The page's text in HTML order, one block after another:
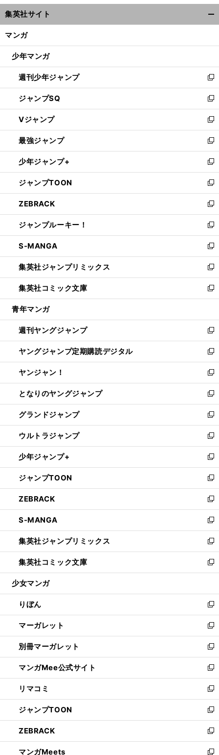
ウ
ィ
ン
ウ
開
く
集英社サイト
マンガ
少年マンガ
週刊少年ジャンプ
新
し
い
ウ
ィ
ン
ド
ウ
で
開
く
ジャンプSQ
新
し
い
ウ
ィ
ン
ド
ウ
で
開
く
Vジャンプ
新
し
い
ウ
ィ
ン
ド
ウ
で
開
く
最強ジャンプ
新
し
い
ウ
ィ
ン
ド
ウ
で
開
く
少年ジャンプ+
新
し
い
ウ
ィ
ン
ド
ウ
で
開
く
ジャンプTOON
新
し
い
ウ
ィ
ン
ド
ウ
で
開
く
ZEBRACK
新
し
い
ウ
ィ
ン
ド
ウ
で
開
ジャンプルーキー！
新
し
い
ウ
ィ
ン
ド
ウ
開
く
S-MANGA
新
し
い
ウ
ィ
ン
ウ
で
開
く
集英社ジャンプリミックス
新
し
い
ウ
ン
ド
ウ
で
開
く
集英社コミック文庫
新
し
ウ
ィ
ン
ド
ウ
で
開
く
青年マンガ
週刊ヤングジャンプ
新
し
い
ウ
ィ
ン
ド
ウ
で
開
く
ヤングジャンプ定期購読デジタル
新
し
い
ウ
ィ
ン
ド
ウ
で
開
く
ヤンジャン！
新
し
い
ウ
ィ
ン
ド
ウ
で
開
く
となりのヤングジャンプ
新
し
い
ウ
ィ
ン
ド
ウ
で
開
く
グランドジャンプ
新
し
い
ウ
ィ
ン
ド
ウ
で
開
く
ウルトラジャンプ
新
し
い
ウ
ィ
ン
ド
ウ
で
開
く
少年ジャンプ+
新
し
い
ウ
ィ
ン
ド
ウ
で
開
く
ジャンプTOON
新
し
い
ウ
ィ
ン
ド
ウ
で
開
ZEBRACK
新
し
い
ウ
ィ
ン
ド
ウ
開
く
S-MANGA
新
し
い
ウ
ィ
ン
ウ
で
開
く
集英社ジャンプリミックス
新
し
い
ウ
ン
ド
ウ
で
開
く
集英社コミック文庫
新
し
ウ
ィ
ン
ド
ウ
で
開
く
少女マンガ
りぼん
新
し
い
ウ
ィ
ン
ド
ウ
で
開
く
マーガレット
新
し
い
ウ
ィ
ン
ド
ウ
で
開
く
別冊マーガレット
新
し
い
ウ
ィ
ン
ド
ウ
で
開
く
マンガMee公式サイト
新
し
い
ウ
ィ
ン
ド
ウ
で
リマコミ
新
し
い
ウ
ィ
ン
ド
ジャンプTOON
新
し
い
ウ
ィ
ZEBRACK
新
し
い
マンガMeets